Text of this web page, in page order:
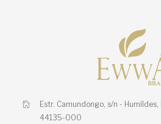
Estr. Camundongo, s/n - Humildes,
44135-000